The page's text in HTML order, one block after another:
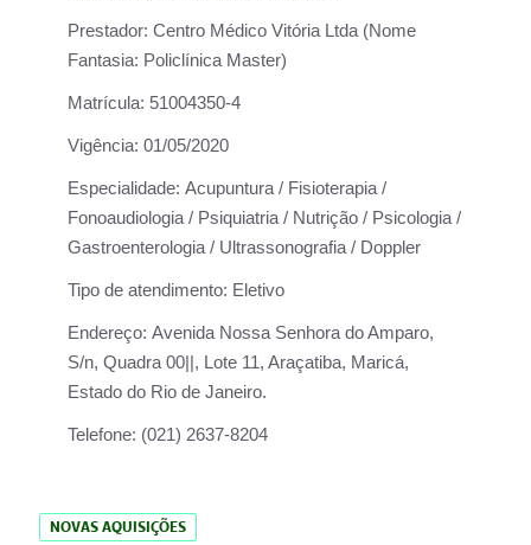
Prestador: Centro Médico Vitória Ltda (Nome
Fantasia: Policlínica Master)
Matrícula: 51004350-4
Vigência: 01/05/2020
Especialidade: Acupuntura / Fisioterapia /
Fonoaudiologia / Psiquiatria / Nutrição / Psicologia /
Gastroenterologia / Ultrassonografia / Doppler
Tipo de atendimento: Eletivo
Endereço: Avenida Nossa Senhora do Amparo,
S/n, Quadra 00||, Lote 11, Araçatiba, Maricá,
Estado do Rio de Janeiro.
Telefone: (021) 2637-8204
NOVAS AQUISIÇÕES